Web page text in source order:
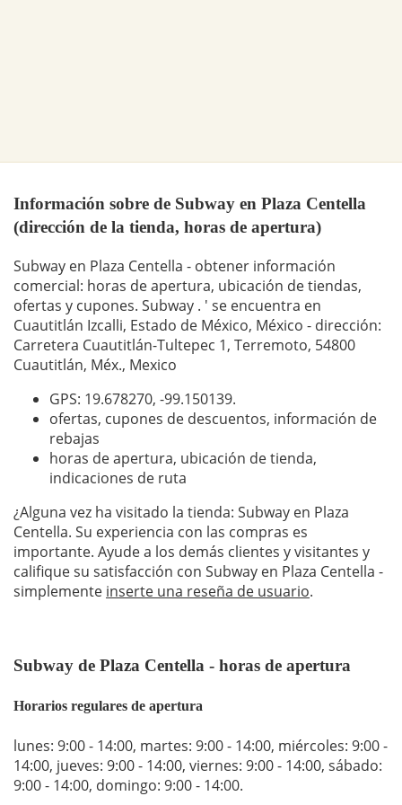
Información sobre de Subway en Plaza Centella
(dirección de la tienda, horas de apertura)
Subway en Plaza Centella - obtener información
comercial: horas de apertura, ubicación de tiendas,
ofertas y cupones. Subway . ' se encuentra en
Cuautitlán Izcalli, Estado de México, México - dirección:
Carretera Cuautitlán-Tultepec 1, Terremoto, 54800
Cuautitlán, Méx., Mexico
GPS: 19.678270, -99.150139.
ofertas, cupones de descuentos, información de
rebajas
horas de apertura, ubicación de tienda,
indicaciones de ruta
¿Alguna vez ha visitado la tienda: Subway en Plaza
Centella. Su experiencia con las compras es
importante. Ayude a los demás clientes y visitantes y
califique su satisfacción con Subway en Plaza Centella -
simplemente inserte una reseña de usuario.
Subway de Plaza Centella - horas de apertura
Horarios regulares de apertura
lunes: 9:00 - 14:00, martes: 9:00 - 14:00, miércoles: 9:00 -
14:00, jueves: 9:00 - 14:00, viernes: 9:00 - 14:00, sábado:
9:00 - 14:00, domingo: 9:00 - 14:00.